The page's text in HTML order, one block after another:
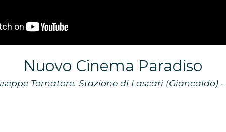
Nuovo Cinema Paradiso
Tornatore. Stazione di Lascari (Giancaldo)